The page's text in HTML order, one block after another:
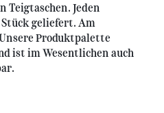
Teigtaschen. Jeden
geliefert. Am
Produktpalette
ist im Wesentlichen auch